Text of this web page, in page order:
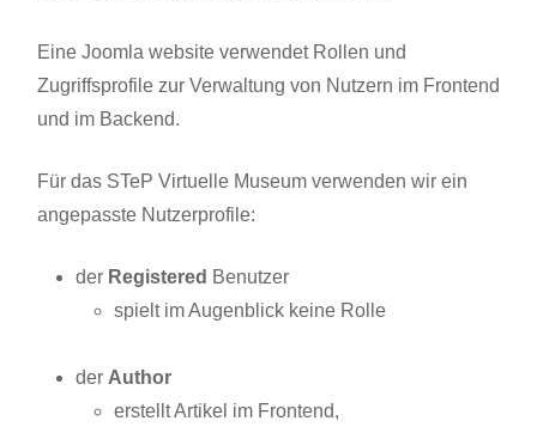
Eine Joomla website verwendet Rollen und
Zugriffsprofile zur Verwaltung von Nutzern im Frontend
und im Backend.
Für das STeP Virtuelle Museum verwenden wir ein
angepasste Nutzerprofile:
der Registered Benutzer
spielt im Augenblick keine Rolle
der Author
erstellt Artikel im Frontend,